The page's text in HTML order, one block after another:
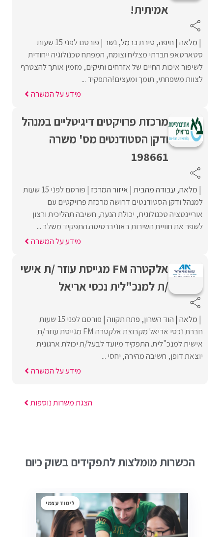
אמיתית!
מלאה חיפה טירת כרמל נשר פורסם לפני 15 שעות
סטארטאפ חברתי מצליח וצומח, המפתח טכנולוגיה ייחודית
לשיפור איכות החיים של אזרחים ותיקים, מזמין אותך להצטרף
לצוות משפחתי, תומך ומעצים!התפקיד ...
מידע על המשרה
מרכזת פרויקטים דיגיטליים במנהל
ודקן הסטודנטים מס' משרה
198661
מלאה עבודה מהבית איזור המרכז פורסם לפני 15 שעות
למנהל ודקן הסטודנטים דרושה מרכזת פרויקטים עם
אוריינטציה טכנולוגית, יכולת הנעה, חשיבה תהליכית ורצון
לשפר את חוויית השירות באוניברסיטה.התפקיד משלב ...
מידע על המשרה
אלקטרה FM מגייסת עוזר /ת אישי
/ת למנכ"לית נכסי אריאל
מלאה הוד השרון פתח תקווה פורסם לפני 15 שעות
חברת נכסי אריאל מקבוצת אלקטרה FM מגייסת עוזר/ת
אישית למנכ"לית. התפקיד מיועד לבעל/ת יכולת ארגונית
יוצאת דופן, חשיבה מהירה, יחסי ...
מידע על המשרה
הצגת משרות נוספות
הכשרות מומלצות לתפקידים בשוק כיום
לימוד עצמי